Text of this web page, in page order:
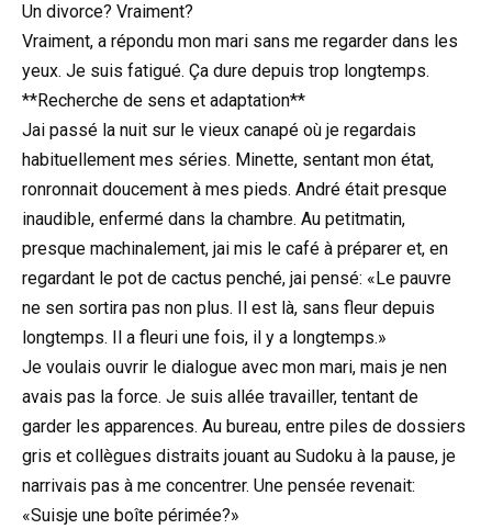
Un divorce? Vraiment?
Vraiment, a répondu mon mari sans me regarder dans les
yeux. Je suis fatigué. Ça dure depuis trop longtemps.
**Recherche de sens et adaptation**
Jai passé la nuit sur le vieux canapé où je regardais
habituellement mes séries. Minette, sentant mon état,
ronronnait doucement à mes pieds. André était presque
inaudible, enfermé dans la chambre. Au petitmatin,
presque machinalement, jai mis le café à préparer et, en
regardant le pot de cactus penché, jai pensé: «Le pauvre
ne sen sortira pas non plus. Il est là, sans fleur depuis
longtemps. Il a fleuri une fois, il y a longtemps.»
Je voulais ouvrir le dialogue avec mon mari, mais je nen
avais pas la force. Je suis allée travailler, tentant de
garder les apparences. Au bureau, entre piles de dossiers
gris et collègues distraits jouant au Sudoku à la pause, je
narrivais pas à me concentrer. Une pensée revenait:
«Suisje une boîte périmée?»